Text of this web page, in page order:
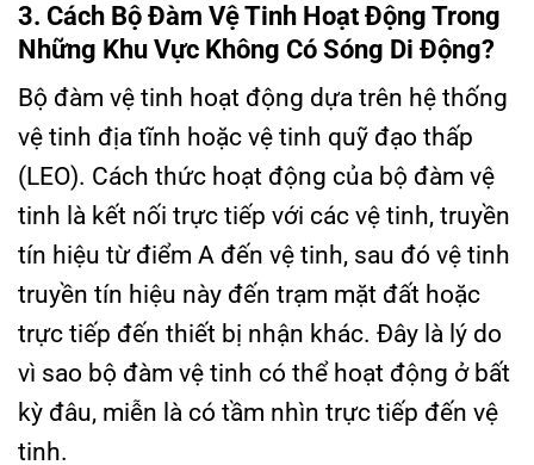
3. Cách Bộ Đàm Vệ Tinh Hoạt Động Trong
Những Khu Vực Không Có Sóng Di Động?
Bộ đàm vệ tinh hoạt động dựa trên hệ thống
vệ tinh địa tĩnh hoặc vệ tinh quỹ đạo thấp
(LEO). Cách thức hoạt động của bộ đàm vệ
tinh là kết nối trực tiếp với các vệ tinh, truyền
tín hiệu từ điểm A đến vệ tinh, sau đó vệ tinh
truyền tín hiệu này đến trạm mặt đất hoặc
trực tiếp đến thiết bị nhận khác. Đây là lý do
vì sao bộ đàm vệ tinh có thể hoạt động ở bất
kỳ đâu, miễn là có tầm nhìn trực tiếp đến vệ
tinh.